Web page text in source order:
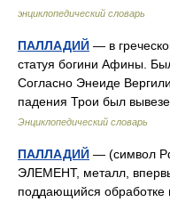
энциклопедический словарь
ПАЛЛАДИЙ — в
статуя богини Афины.
Согласно Энеиде
падения Трои был
Энциклопедический словарь
ПАЛЛАДИЙ — (символ
ЭЛЕМЕНТ, металл,
поддающийся обработке